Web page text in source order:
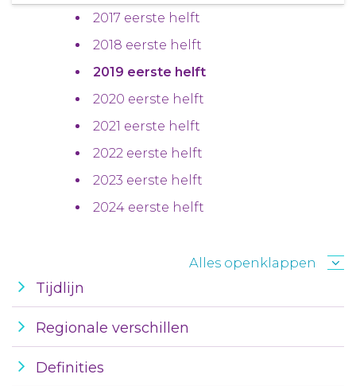
2017 eerste helft
2018 eerste helft
2019 eerste helft
2020 eerste helft
2021 eerste helft
2022 eerste helft
2023 eerste helft
2024 eerste helft
Alles openklappen
Tijdlijn
Regionale verschillen
Definities